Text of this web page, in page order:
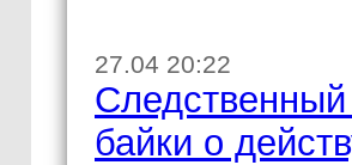
27.04 20:22
Следственный
байки о